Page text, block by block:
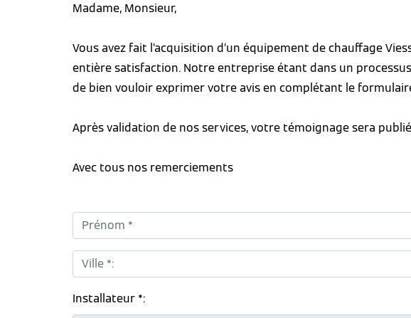
Madame, Monsieur,
Vous avez fait l’acquisition d’un équipement de chauffage
entière satisfaction. Notre entreprise étant dans un
de bien vouloir exprimer votre avis en complétant le
Après validation de nos services, votre témoignage sera
Avec tous nos remerciements
Prénom *:
Ville *:
Installateur *: